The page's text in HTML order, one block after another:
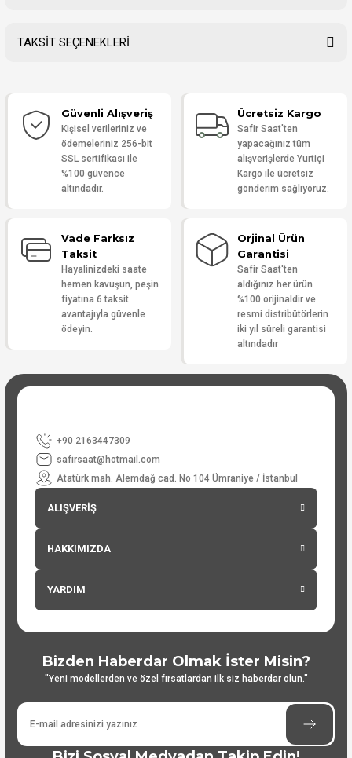
Yorum Yaz
TAKSİT SEÇENEKLERİ
Güvenli Alışveriş
Kişisel verileriniz ve
ödemeleriniz 256-bit
SSL sertifikası ile
%100 güvence
altındadır.
Ücretsiz Kargo
Safir Saat'ten
yapacağınız tüm
alışverişlerde Yurtiçi
Kargo ile ücretsiz
gönderim sağlıyoruz.
Vade Farksız
Taksit
Hayalinizdeki saate
hemen kavuşun, peşin
fiyatına 6 taksit
avantajıyla güvenle
ödeyin.
Orjinal Ürün
Garantisi
Safir Saat'ten
aldığınız her ürün
%100 orijinaldir ve
resmi distribütörlerin
iki yıl süreli garantisi
altındadır
+90 2163447309
safirsaat@hotmail.com
Atatürk mah. Alemdağ cad. No 104 Ümraniye / İstanbul
ALIŞVERİŞ
HAKKIMIZDA
YARDIM
Bizden Haberdar Olmak İster Misin?
"Yeni modellerden ve özel fırsatlardan ilk siz haberdar olun."